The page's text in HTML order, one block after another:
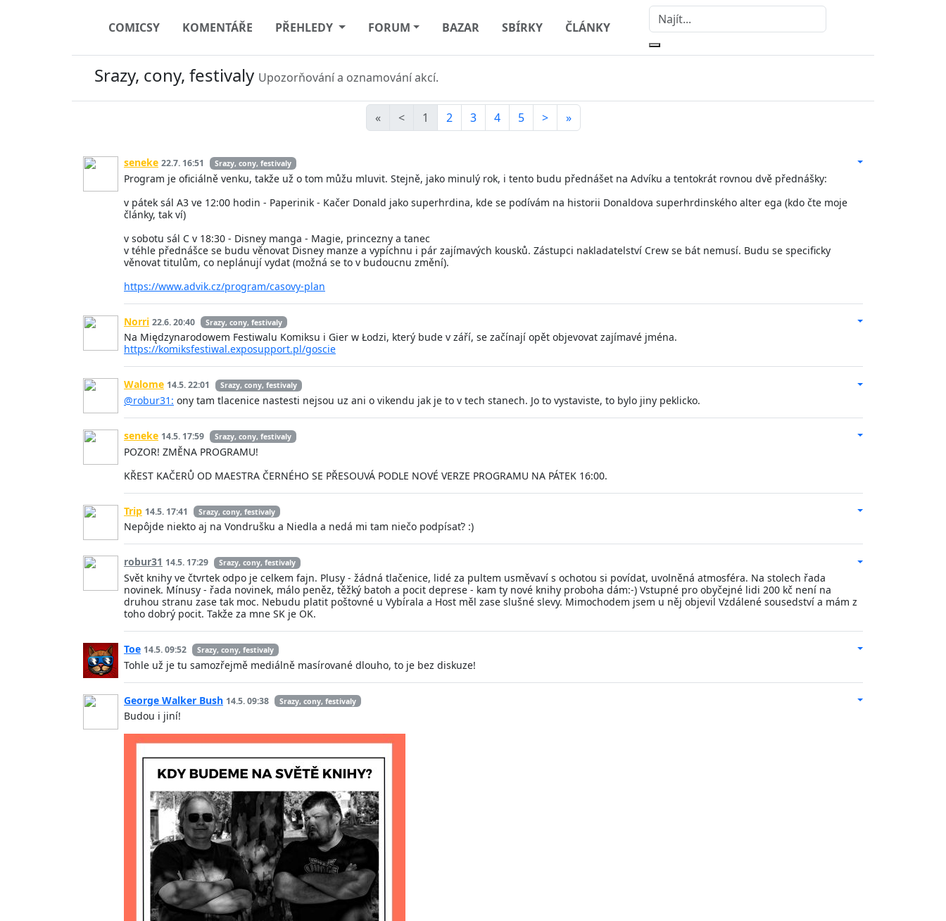
COMICSY KOMENTÁŘE PŘEHLEDY FORUM BAZAR SBÍRKY ČLÁNKY
Srazy, cony, festivaly Upozorňování a oznamování akcí.
« < 1 2 3 4 5 > »
seneke 22.7. 16:51 Srazy, cony, festivaly
Program je oficiálně venku, takže už o tom můžu mluvit. Stejně, jako minulý rok, i tento budu přednášet na Advíku a tentokrát rovnou dvě přednášky:
v pátek sál A3 ve 12:00 hodin - Paperinik - Kačer Donald jako superhrdina, kde se podívám na historii Donaldova superhrdinského alter ega (kdo čte moje
články, tak ví)
v sobotu sál C v 18:30 - Disney manga - Magie, princezny a tanec
v téhle přednášce se budu věnovat Disney manze a vypíchnu i pár zajímavých kousků. Zástupci nakladatelství Crew se bát nemusí. Budu se specificky
věnovat titulům, co neplánují vydat (možná se to v budoucnu změní).
https://www.advik.cz/program/casovy-plan
Norri 22.6. 20:40 Srazy, cony, festivaly
Na Międzynarodowem Festiwalu Komiksu i Gier w Łodzi, který bude v září, se začínají opět objevovat zajímavé jména.
https://komiksfestiwal.exposupport.pl/goscie
Walome 14.5. 22:01 Srazy, cony, festivaly
@robur31: ony tam tlacenice nastesti nejsou uz ani o vikendu jak je to v tech stanech. Jo to vystaviste, to bylo jiny peklicko.
seneke 14.5. 17:59 Srazy, cony, festivaly
POZOR! ZMĚNA PROGRAMU!
KŘEST KAČERŮ OD MAESTRA ČERNÉHO SE PŘESOUVÁ PODLE NOVÉ VERZE PROGRAMU NA PÁTEK 16:00.
Trip 14.5. 17:41 Srazy, cony, festivaly
Nepôjde niekto aj na Vondrušku a Niedla a nedá mi tam niečo podpísať? :)
robur31 14.5. 17:29 Srazy, cony, festivaly
Svět knihy ve čtvrtek odpo je celkem fajn. Plusy - žádná tlačenice, lidé za pultem usměvaví s ochotou si povídat, uvolněná atmosféra. Na stolech řada
novinek. Mínusy - řada novinek, málo peněz, těžký batoh a pocit deprese - kam ty nové knihy proboha dám:-) Vstupné pro obyčejné lidi 200 kč není na
druhou stranu zase tak moc. Nebudu platit poštovné u Vybírala a Host měl zase slušné slevy. Mimochodem jsem u něj objevil Vzdálené sousedství a mám z
toho dobrý pocit. Takže za mne SK je OK.
Toe 14.5. 09:52 Srazy, cony, festivaly
Tohle už je tu samozřejmě mediálně masírované dlouho, to je bez diskuze!
George Walker Bush 14.5. 09:38 Srazy, cony, festivaly
Budou i jiní!